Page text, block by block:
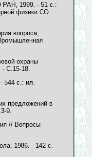
1999. - 51 с.:
физики СО
вопроса,
охраны
- C.15-18.
544 с.: ил.
предложений в
9.
// Вопросы
1986. - 142 с.